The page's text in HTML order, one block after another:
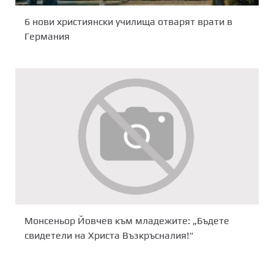
6 нови християнски училища отварят врати в
Германия
Монсеньор Йовчев към младежите: „Бъдете
свидетели на Христа Възкръсналия!“